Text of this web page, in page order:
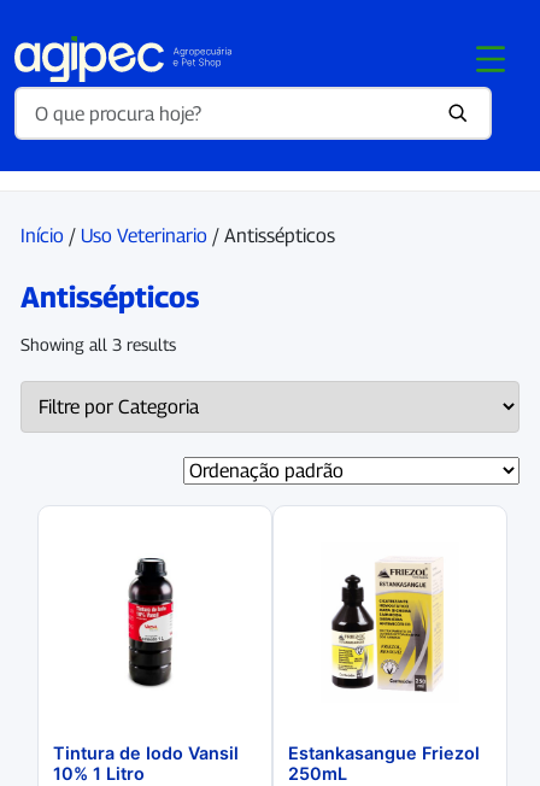
Início / Uso Veterinario / Antissépticos
Antissépticos
Showing all 3 results
Tintura de Iodo Vansil
10% 1 Litro
Estankasangue Friezol
250mL